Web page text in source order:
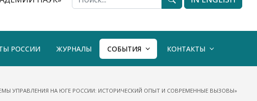
РОССИИ ЖУРНАЛЫ СОБЫТИЯ КОНТАКТЫ
УПРАВЛЕНИЯ НА ЮГЕ РОССИИ: ИСТОРИЧЕСКИЙ ОПЫТ И СОВРЕМЕННЫЕ ВЫЗОВЫ»